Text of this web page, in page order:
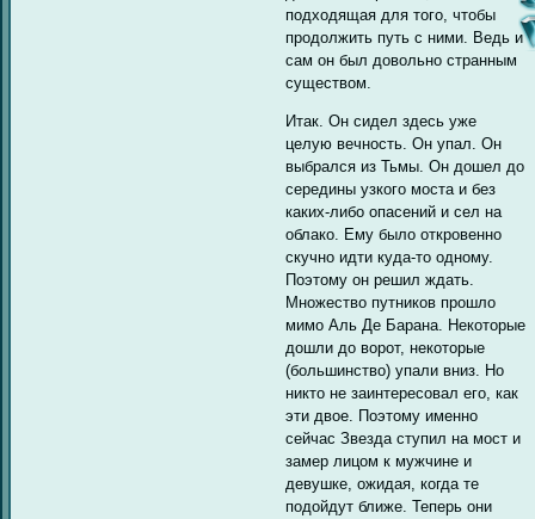
подходящая для того, чтобы
продолжить путь с ними. Ведь и
сам он был довольно странным
существом.
Итак. Он сидел здесь уже
целую вечность. Он упал. Он
выбрался из Тьмы. Он дошел до
середины узкого моста и без
каких-либо опасений и сел на
облако. Ему было откровенно
скучно идти куда-то одному.
Поэтому он решил ждать.
Множество путников прошло
мимо Аль Де Барана. Некоторые
дошли до ворот, некоторые
(большинство) упали вниз. Но
никто не заинтересовал его, как
эти двое. Поэтому именно
сейчас Звезда ступил на мост и
замер лицом к мужчине и
девушке, ожидая, когда те
подойдут ближе. Теперь они